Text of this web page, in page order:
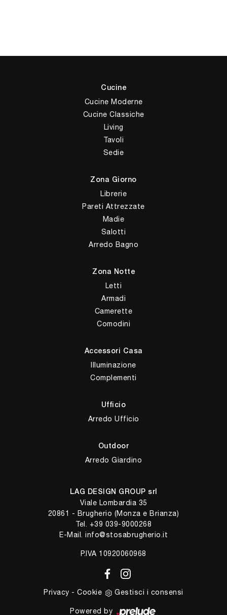
Cucine
Cucine Moderne
Cucine Classiche
Living
Tavoli
Sedie
Zona Giorno
Librerie
Pareti Attrezzate
Madie
Salotti
Arredo Bagno
Zona Notte
Letti
Armadi
Camerette
Comodini
Accessori Casa
Illuminazione
Complementi
Ufficio
Arredo Ufficio
Outdoor
Arredo Giardino
LAG DESIGN GROUP srl
Viale Lombardia 35
20861 - Brugherio (Monza e Brianza)
Tel. +39 039-9000268
E-Mail. info@stosabrugherio.it
P.IVA 10920060968
Privacy -Cookie Gestisci i consensi
Powered by